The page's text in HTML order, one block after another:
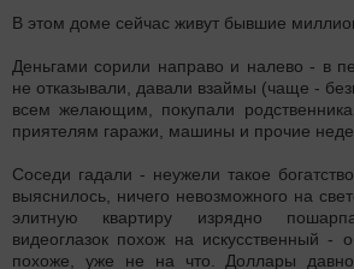
В этом доме сейчас живут бывшие
Деньгами сорили направо и налево - в
не отказывали, давали взаймы (чаще -
всем желающим, покупали
приятелям гаражи, машины и прочие
Соседи гадали - неужели такое
выяснилось, ничего невозможного на
элитную квартиру изрядно
видеоглазок похож на искусственный -
похоже, уже не на что. Доллары